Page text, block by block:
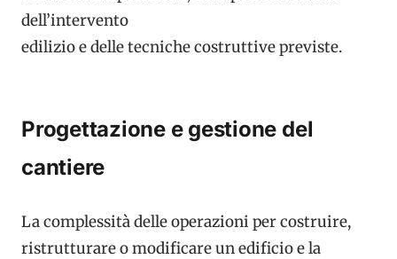
dell’intervento
edilizio e delle tecniche costruttive previste.
Progettazione e gestione del
cantiere
La complessità delle operazioni per costruire,
ristrutturare o modificare un edificio e la